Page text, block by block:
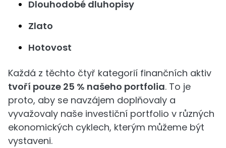
Dlouhodobé dluhopisy
Zlato
Hotovost
Každá z těchto čtyř kategorií finančních aktiv
tvoří pouze 25 % našeho portfolia. To je
proto, aby se navzájem doplňovaly a
vyvažovaly naše investiční portfolio v různých
ekonomických cyklech, kterým můžeme být
vystaveni.